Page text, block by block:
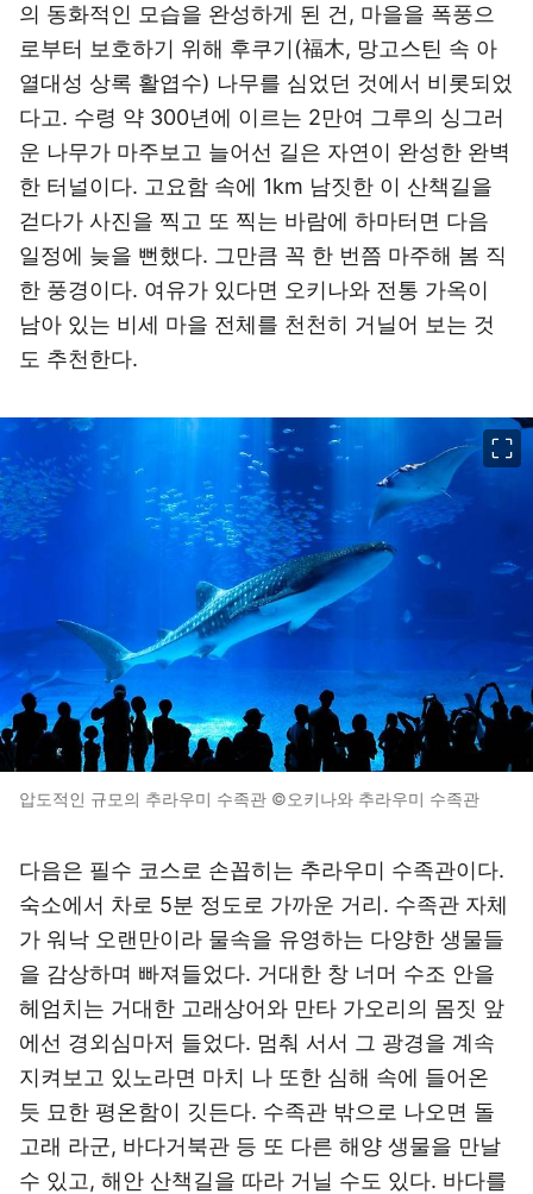
의 동화적인 모습을 완성하게 된 건, 마을을 폭풍으
로부터 보호하기 위해 후쿠기(福木, 망고스틴 속 아
열대성 상록 활엽수) 나무를 심었던 것에서 비롯되었
다고. 수령 약 300년에 이르는 2만여 그루의 싱그러
운 나무가 마주보고 늘어선 길은 자연이 완성한 완벽
한 터널이다. 고요함 속에 1km 남짓한 이 산책길을
걷다가 사진을 찍고 또 찍는 바람에 하마터면 다음
일정에 늦을 뻔했다. 그만큼 꼭 한 번쯤 마주해 봄 직
한 풍경이다. 여유가 있다면 오키나와 전통 가옥이
남아 있는 비세 마을 전체를 천천히 거닐어 보는 것
도 추천한다.
압도적인 규모의 추라우미 수족관 ©오키나와 추라우미 수족관
다음은 필수 코스로 손꼽히는 추라우미 수족관이다.
숙소에서 차로 5분 정도로 가까운 거리. 수족관 자체
가 워낙 오랜만이라 물속을 유영하는 다양한 생물들
을 감상하며 빠져들었다. 거대한 창 너머 수조 안을
헤엄치는 거대한 고래상어와 만타 가오리의 몸짓 앞
에선 경외심마저 들었다. 멈춰 서서 그 광경을 계속
지켜보고 있노라면 마치 나 또한 심해 속에 들어온
듯 묘한 평온함이 깃든다. 수족관 밖으로 나오면 돌
고래 라군, 바다거북관 등 또 다른 해양 생물을 만날
수 있고, 해안 산책길을 따라 거닐 수도 있다. 바다를